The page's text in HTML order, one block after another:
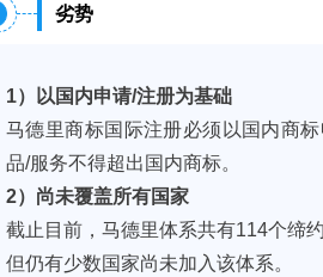
劣势
1）以国内申请/注册为基础
马德里商标国际注册必须以国内商
品/服务不得超出国内商标。
2）尚未覆盖所有国家
截止目前，马德里体系共有114个缔
但仍有少数国家尚未加入该体系。